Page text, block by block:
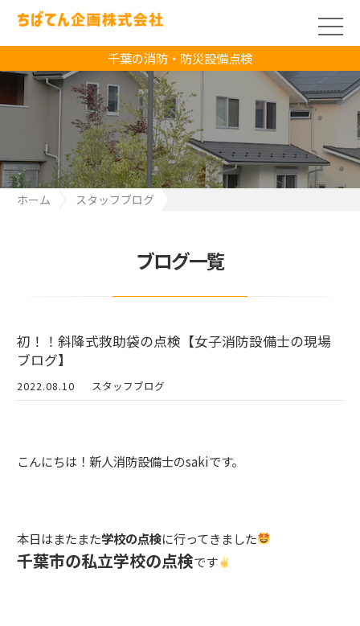
千葉の消防・防災設備点検
ホーム
スタッフブログ
ブログ一覧
初！！斜降式救助袋の点検【女子消防設備士の現場
ブログ】
2022.08.10 スタッフブログ
こんにちは！新人消防設備士のsakiです。
本日はまたまた学校の点検に行ってきました
千葉市の私立学校の点検です